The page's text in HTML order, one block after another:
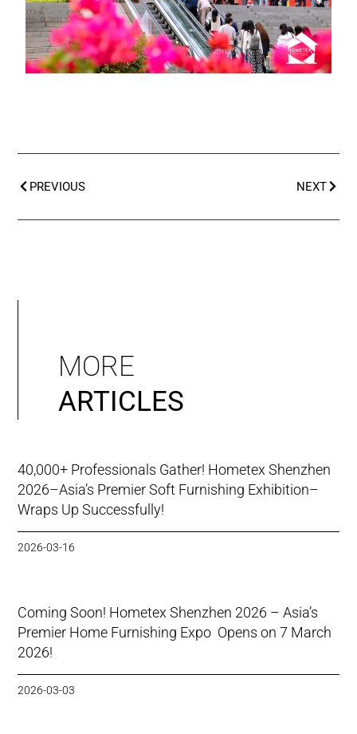
PREVIOUS NEXT
MORE
ARTICLES
40,000+ Professionals Gather! Hometex Shenzhen
2026–Asia’s Premier Soft Furnishing Exhibition–
Wraps Up Successfully!
2026-03-16
Coming Soon! Hometex Shenzhen 2026 – Asia’s
Premier Home Furnishing Expo Opens on 7 March
2026!
2026-03-03